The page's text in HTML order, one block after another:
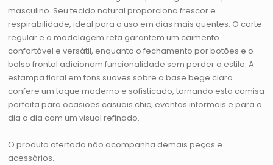
masculino. Seu tecido natural proporciona frescor e
respirabilidade, ideal para o uso em dias mais quentes. O corte
regular e a modelagem reta garantem um caimento
confortável e versátil, enquanto o fechamento por botões e o
bolso frontal adicionam funcionalidade sem perder o estilo. A
estampa floral em tons suaves sobre a base bege claro
confere um toque moderno e sofisticado, tornando esta camisa
perfeita para ocasiões casuais chic, eventos informais e para o
dia a dia com um visual refinado.
O produto ofertado não acompanha demais peças e
acessórios.